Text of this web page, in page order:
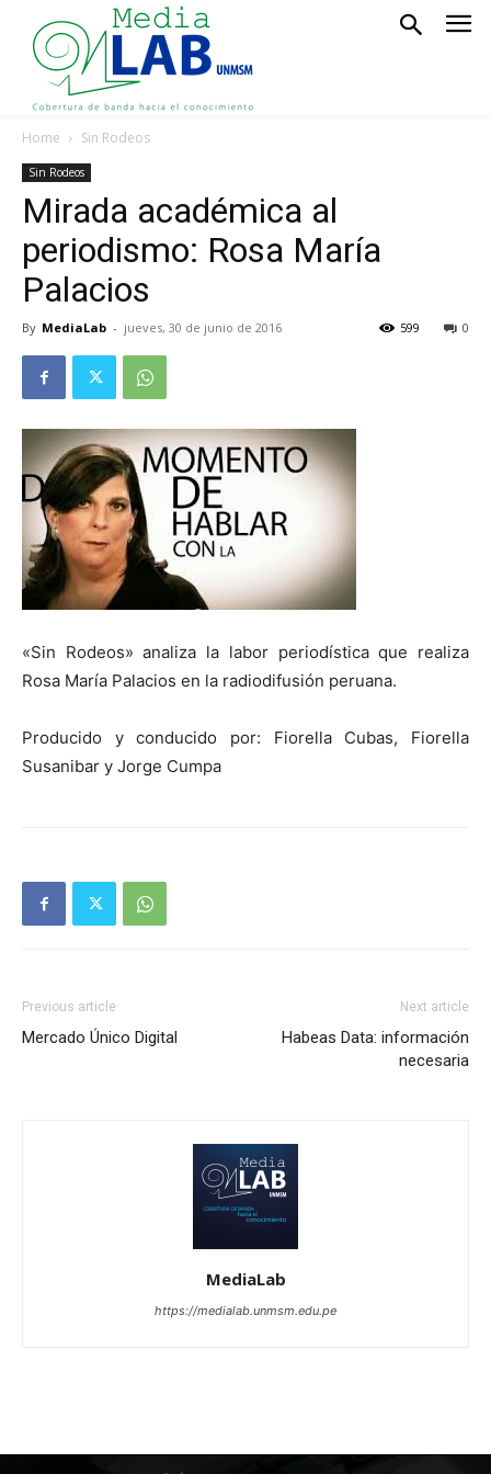
Home Sin Rodeos
Sin Rodeos
Mirada académica al
periodismo: Rosa María
Palacios
By MediaLab - jueves, 30 de junio de 2016 0
599
«Sin Rodeos» analiza la labor periodística que realiza
Rosa María Palacios en la radiodifusión peruana.
Producido y conducido por: Fiorella Cubas, Fiorella
Susanibar y Jorge Cumpa
Previous article
Mercado Único Digital
Next article
Habeas Data: información
necesaria
MediaLab
https://medialab.unmsm.edu.pe